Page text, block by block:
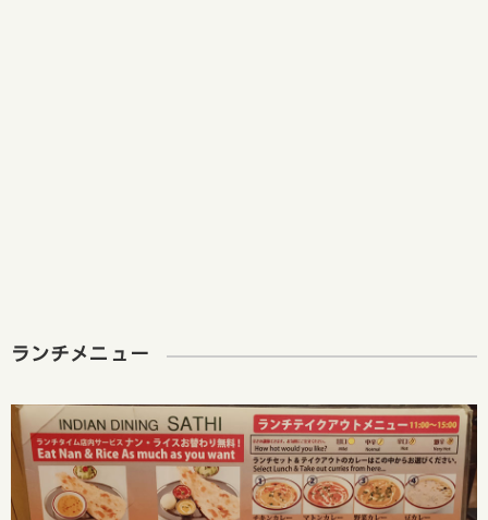
ランチメニュー